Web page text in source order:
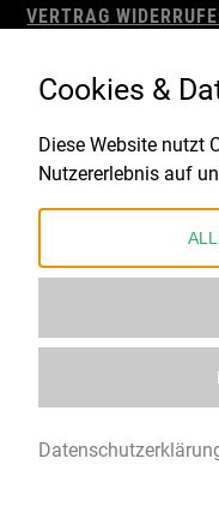
VERTRAG
IMPRESSUM
Gefördert durch:
Cookies &
Diese Website nutzt
Nutzererlebnis auf